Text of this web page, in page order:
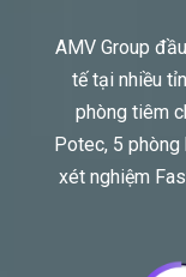
AMV Group
tế tại nhiều
phòng tiêm
Potec, 5
xét nghiệm